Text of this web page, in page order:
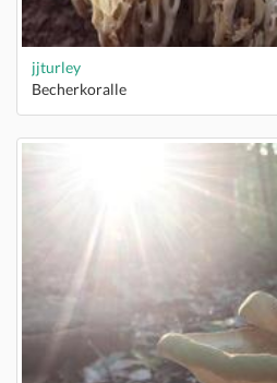
jjturley
Becherkoralle